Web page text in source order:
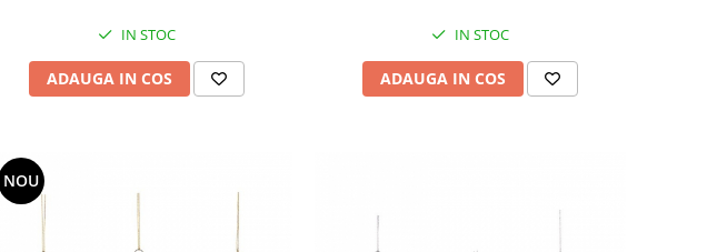
IN STOC
ADAUGA IN COS
IN STOC
ADAUGA IN COS
NOU